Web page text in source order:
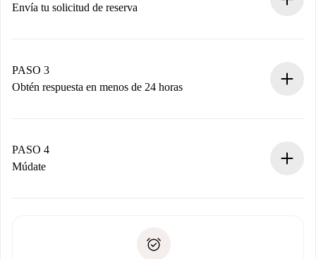
Envía tu solicitud de reserva
propietario acepte.
PASO 3
Obtén respuesta en menos de 24 horas
contacto con el propietario.
Si es rechazada: No te haremos ningún cargo y te
Prueba de solvencia
PASO 4
Múdate
no nos comunicas ningún problema.